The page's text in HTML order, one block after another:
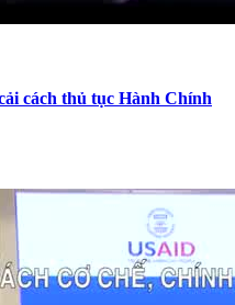
cách thủ tục Hành Chính